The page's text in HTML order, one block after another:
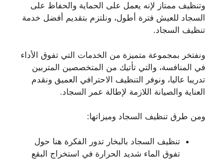
وتنظيف ممتاز لإنه يعمل على الحماية والحفاظ على
السجاد للعيش فترة أطول، ونلتزم بتقديم أفضل خدمة
تنظيف السجاد.
ونفتخر بمجموعة متميزة من الخدمات التي تفوق الأداء
في المنافسة، والتي تأتيك من المتخصصين المتربين
تدريبا عاليا، ونوفر التنظيف الاحترافي العميق ونقدم
العناية والصيانة اللازمة لإطالة عمر السجاد.
ومن طرق تنظيف السجاد وميزاتها:
تنظيف السجاد بالبخار تدور الفكرة هنا حول
تفوق الماء شديد الحرارة في استخراج البقع